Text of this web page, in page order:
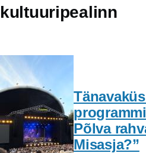
kultuuripealinn
Põlva
Misasja?”